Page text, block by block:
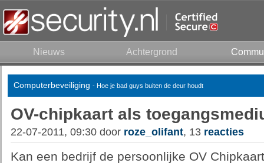
Nieuws Achtergrond
Computerbeveiliging - Hoe je bad guys buiten de deur houdt
OV-chipkaart als
22-07-2011, 09:30 door roze_olifant, 13 reacties
Kan een bedrijf de persoonlijke OV